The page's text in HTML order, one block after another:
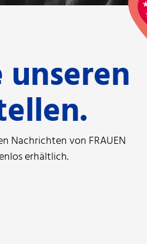
Nachrichten von FRAUEN
erhältlich.